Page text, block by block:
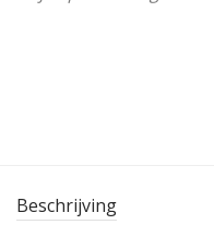
Beschrijving